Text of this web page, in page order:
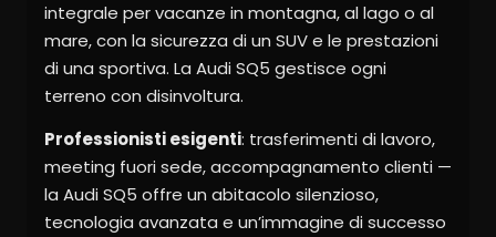
integrale per vacanze in montagna, al lago o al
mare, con la sicurezza di un SUV e le prestazioni
di una sportiva. La Audi SQ5 gestisce ogni
terreno con disinvoltura.
Professionisti esigenti: trasferimenti di lavoro,
meeting fuori sede, accompagnamento clienti —
la Audi SQ5 offre un abitacolo silenzioso,
tecnologia avanzata e un’immagine di successo